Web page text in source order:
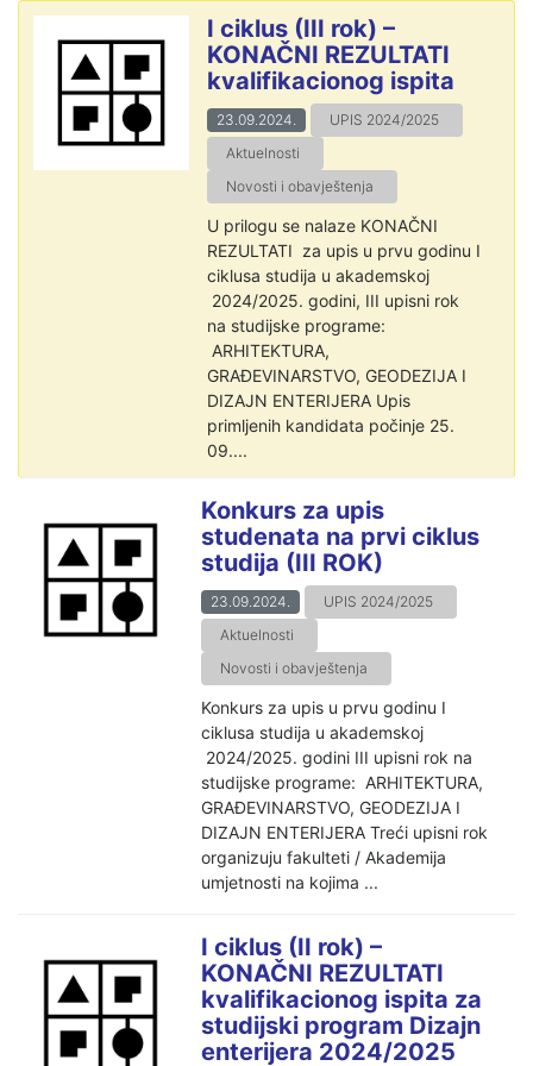
I ciklus (III rok) –
KONAČNI REZULTATI
kvalifikacionog ispita
23.09.2024.
UPIS 2024/2025
Aktuelnosti
Novosti i obavještenja
U prilogu se nalaze KONAČNI
REZULTATI za upis u prvu godinu I
ciklusa studija u akademskoj
2024/2025. godini, III upisni rok
na studijske programe:
ARHITEKTURA,
GRAĐEVINARSTVO, GEODEZIJA I
DIZAJN ENTERIJERA Upis
primljenih kandidata počinje 25.
09....
Konkurs za upis
studenata na prvi ciklus
studija (III ROK)
23.09.2024.
UPIS 2024/2025
Aktuelnosti
Novosti i obavještenja
Konkurs za upis u prvu godinu I
ciklusa studija u akademskoj
2024/2025. godini III upisni rok na
studijske programe: ARHITEKTURA,
GRAĐEVINARSTVO, GEODEZIJA I
DIZAJN ENTERIJERA Treći upisni rok
organizuju fakulteti / Akademija
umjetnosti na kojima ...
I ciklus (II rok) –
KONAČNI REZULTATI
kvalifikacionog ispita za
studijski program Dizajn
enterijera 2024/2025